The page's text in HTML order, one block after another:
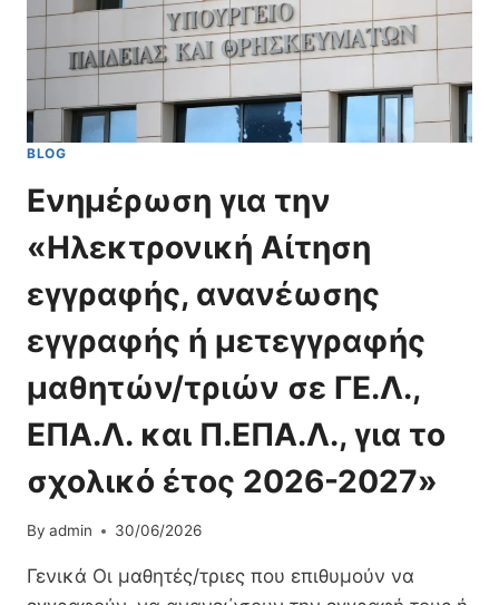
BLOG
Ενημέρωση για την
«Ηλεκτρονική Αίτηση
εγγραφής, ανανέωσης
εγγραφής ή μετεγγραφής
μαθητών/τριών σε ΓΕ.Λ.,
ΕΠΑ.Λ. και Π.ΕΠΑ.Λ., για το
σχολικό έτος 2026-2027»
By admin 30/06/2026
Γενικά Οι μαθητές/τριες που επιθυμούν να